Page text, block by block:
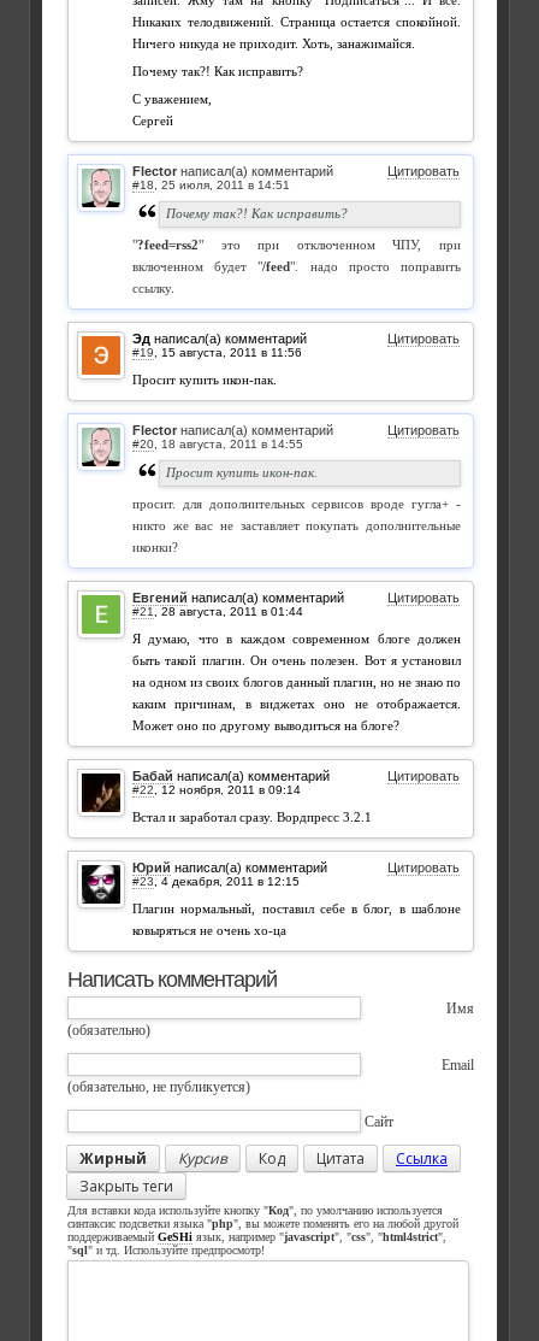
Никаких телодвижений. Страница остается спокойной.
Ничего никуда не приходит. Хоть, занажимайся.
Почему так?! Как исправить?
С уважением,
Сергей
Flector написал(а) комментарий Цитировать
#18
Почему так?! Как исправить?
"?feed=rss2" это при отключенном ЧПУ, при
включенном будет "/feed". надо просто поправить
ссылку.
Эд написал(а) комментарий Цитировать
#19
Просит купить икон-пак.
Flector написал(а) комментарий Цитировать
#20
Просит купить икон-пак.
просит. для дополнительных сервисов вроде гугла+ -
никто же вас не заставляет покупать дополнительные
иконки?
Евгений написал(а) комментарий Цитировать
#21
Я думаю, что в каждом современном блоге должен
быть такой плагин. Он очень полезен. Вот я установил
на одном из своих блогов данный плагин, но не знаю по
каким причинам, в виджетах оно не отображается.
Может оно по другому выводиться на блоге?
Бабай написал(а) комментарий Цитировать
#22
Встал и заработал сразу. Вордпресс 3.2.1
Юрий написал(а) комментарий Цитировать
#23
Плагин нормальный, поставил себе в блог, в шаблоне
ковыряться не очень хо-ца
Написать комментарий
Имя
(обязательно)
Email
(обязательно, не публикуется)
Сайт
Жирный Курсив Код Цитата
Ссылка
Закрыть теги
Для вставки кода используйте кнопку "Код", по умолчанию используется
синтаксис подсветки языка "php", вы можете поменять его на любой другой
поддерживаемый GeSHi язык, например "javascript", "css", "html4strict",
"sql" и тд. Используйте предпросмотр!